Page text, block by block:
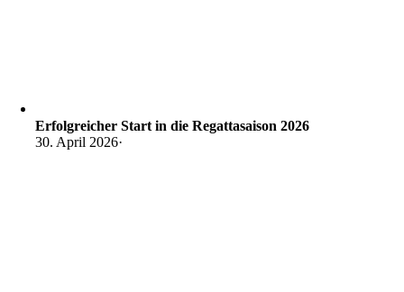
Erfolgreicher Start in die Regattasaison 2026
30. April 2026·